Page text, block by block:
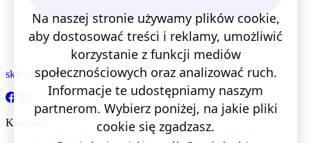
sklep@lentis.pl
Kategorie
Na naszej stronie używamy plików cookie,
aby dostosować treści i reklamy, umożliwić
korzystanie z funkcji mediów
społecznościowych oraz analizować ruch.
Informacje te udostępniamy naszym
partnerom. Wybierz poniżej, na jakie pliki
cookie się zgadzasz.